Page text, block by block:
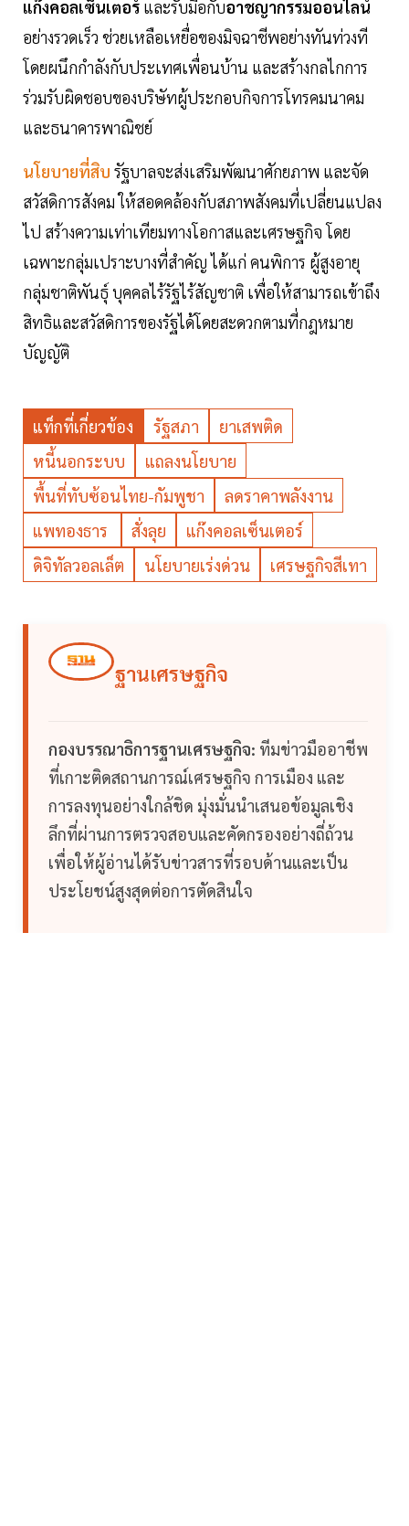
แก๊งคอลเซ็นเตอร์ และรับมือกับอาชญากรรมออนไลน์
อย่างรวดเร็ว ช่วยเหลือเหยื่อของมิจฉาชีพอย่างทันท่วงที
โดยผนึกกำลังกับประเทศเพื่อนบ้าน และสร้างกลไกการ
ร่วมรับผิดชอบของบริษัทผู้ประกอบกิจการโทรคมนาคม
และธนาคารพาณิชย์
นโยบายที่สิบ รัฐบาลจะส่งเสริมพัฒนาศักยภาพ และจัด
สวัสดิการสังคม ให้สอดคล้องกับสภาพสังคมที่เปลี่ยนแปลง
ไป สร้างความเท่าเทียมทางโอกาสและเศรษฐกิจ โดย
เฉพาะกลุ่มเปราะบางที่สำคัญ ได้แก่ คนพิการ ผู้สูงอายุ
กลุ่มชาติพันธุ์ บุคคลไร้รัฐไร้สัญชาติ เพื่อให้สามารถเข้าถึง
สิทธิและสวัสดิการของรัฐได้โดยสะดวกตามที่กฎหมาย
บัญญัติ
แท็กที่เกี่ยวข้อง รัฐสภา
ยาเสพติด
หนี้นอกระบบ
แถลงนโยบาย
พื้นที่ทับซ้อนไทย-กัมพูชา
ลดราคาพลังงาน
แพทองธาร
สั่งลุย
แก๊งคอลเซ็นเตอร์
ดิจิทัลวอลเล็ต
นโยบายเร่งด่วน เศรษฐกิจสีเทา
ฐานเศรษฐกิจ
กองบรรณาธิการฐานเศรษฐกิจ: ทีมข่าวมืออาชีพ
ที่เกาะติดสถานการณ์เศรษฐกิจ การเมือง และ
การลงทุนอย่างใกล้ชิด มุ่งมั่นนำเสนอข้อมูลเชิง
ลึกที่ผ่านการตรวจสอบและคัดกรองอย่างถี่ถ้วน
เพื่อให้ผู้อ่านได้รับข่าวสารที่รอบด้านและเป็น
ประโยชน์สูงสุดต่อการตัดสินใจ